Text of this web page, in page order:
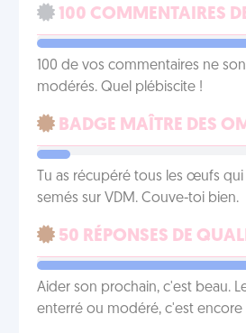
100 COMMENTAIRES
100 de vos commentaires ne
modérés. Quel plébiscite !
BADGE MAÎTRE DES
Tu as récupéré tous les œufs
semés sur VDM. Couve-toi bien.
50 RÉPONSES DE
Aider son prochain, c'est beau.
enterré ou modéré, c'est encore